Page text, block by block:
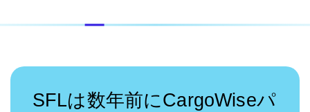
SFLは数年前にCargoWiseパ